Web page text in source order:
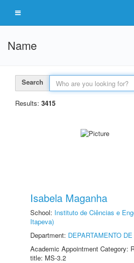
Name
Search
Results: 3415
Isabela Maganha
School: Instituto de Ciências e
Itapeva)
Department: DEPARTAMENTO
Academic Appointment Category:
title: MS-3.2